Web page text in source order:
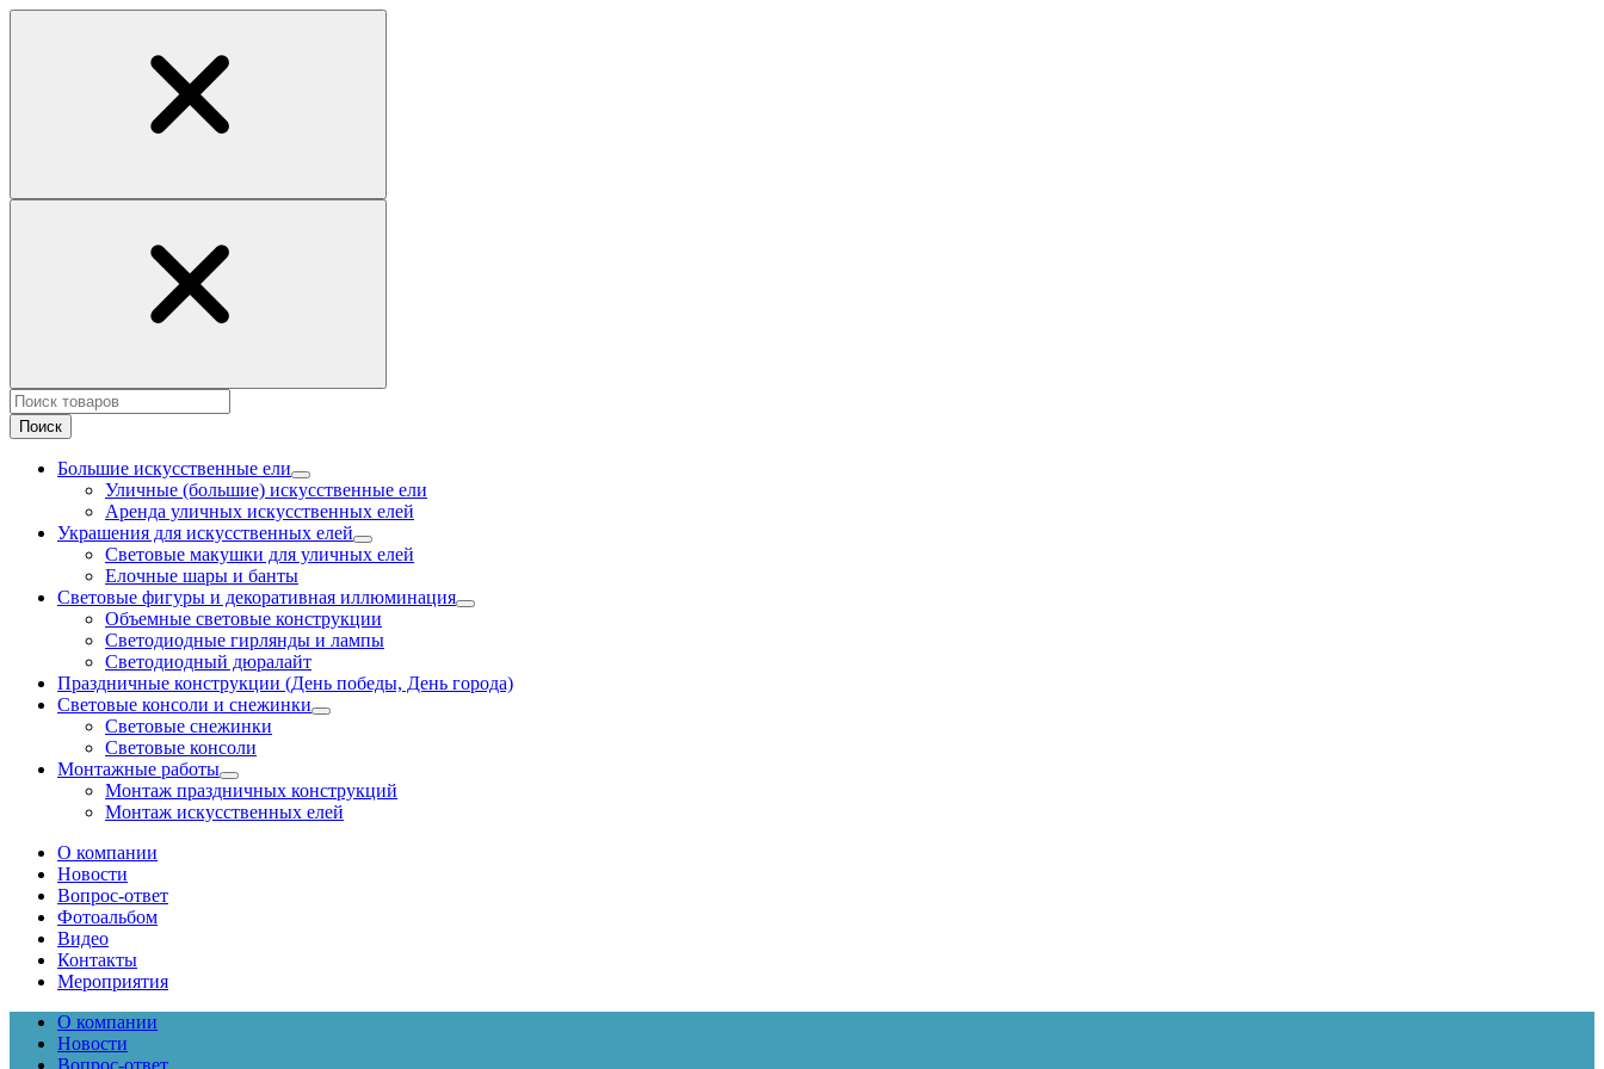
Поиск
Большие искусственные ели
Уличные (большие) искусственные ели
Аренда уличных искусственных елей
Украшения для искусственных елей
Световые макушки для уличных елей
Елочные шары и банты
Световые фигуры и декоративная иллюминация
Объемные световые конструкции
Светодиодные гирлянды и лампы
Светодиодный дюралайт
Праздничные конструкции (День победы, День города)
Световые консоли и снежинки
Световые снежинки
Световые консоли
Монтажные работы
Монтаж праздничных конструкций
Монтаж искусственных елей
О компании
Новости
Вопрос-ответ
Фотоальбом
Видео
Контакты
Мероприятия
О компании
Новости
Вопрос-ответ